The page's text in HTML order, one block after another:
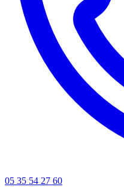
05 35 54 27 60